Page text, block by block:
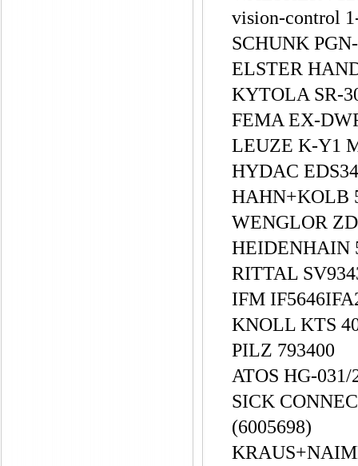
vision-control
SCHUNK
ELSTER
KYTOLA SR-
FEMA EX-
LEUZE K-Y1
HYDAC
HAHN+KOLB
WENGLOR
HEIDENHAIN
RITTAL
IFM
KNOLL KTS
PILZ 793400
ATOS HG-
SICK
(6005698)